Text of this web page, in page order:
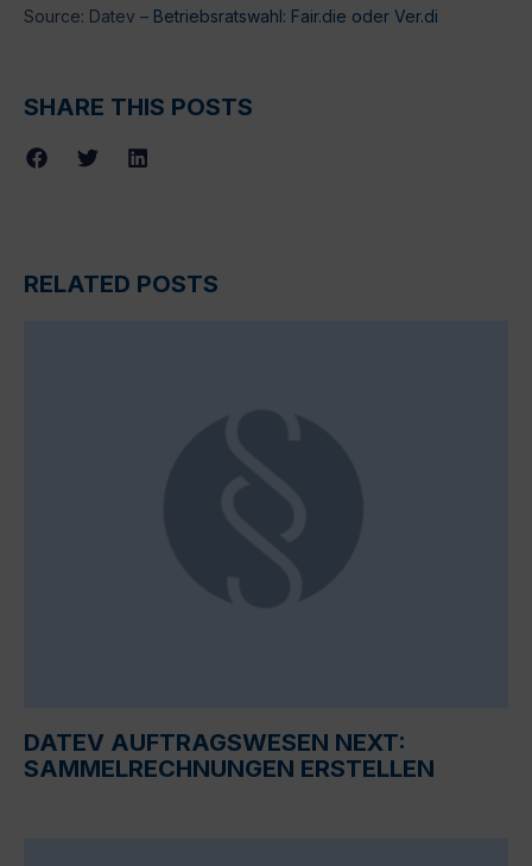
Source: Datev – Betriebsratswahl: Fair.die oder Ver.di
SHARE THIS POSTS
RELATED POSTS
DATEV AUFTRAGSWESEN NEXT:
SAMMELRECHNUNGEN ERSTELLEN